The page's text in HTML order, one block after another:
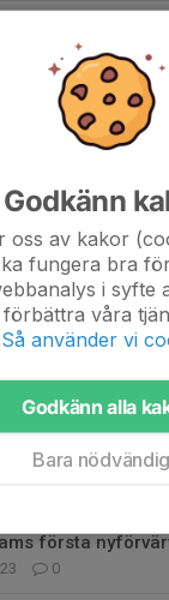
IP målas om &
0
14 april!
0
nyförvärv
0
första
0
Godkänn
oss av kakor
fungera bra
i syfte
förbättra våra
Så använder vi
Godkänn alla
Bara